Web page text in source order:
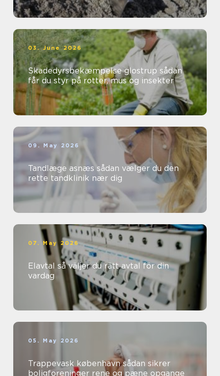
03. June 2026
Skadedyrsbekæmpelse glostrup sådan
får du styr på rotter, mus og insekter
09. May 2026
Tandlæge asnæs sådan vælger du den
rette tandklinik nær dig
07. May 2026
Elavtal så väljer du rätt avtal för din
vardag
05. May 2026
Trappevask københavn sådan sikrer
boligforeninger rene og pæne opgange